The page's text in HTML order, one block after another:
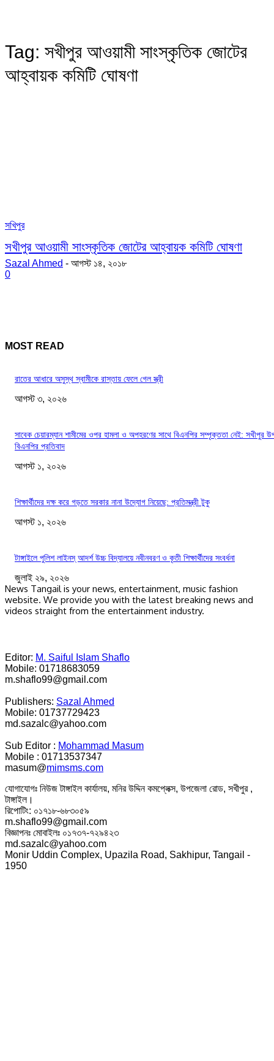
Tag: সখীপুর আওয়ামী সাংস্কৃতিক জোটের
আহ্বায়ক কমিটি ঘোষণা
সখিপুর
সখীপুর আওয়ামী সাংস্কৃতিক জোটের আহ্বায়ক কমিটি ঘোষণা
Sazal Ahmed - আগস্ট ১৪, ২০১৮
0
MOST READ
রাতের আধারে অসুস্থ স্বামীকে রাস্তায় ফেলে গেল স্ত্রী
আগস্ট ৩, ২০২৬
সাবেক চেয়ারম্যান শামীমের ওপর হামলা ও অপহরণের সাথে বিএনপির সম্পৃক্ততা নেই: সখীপুর
বিএনপির প্রতিবাদ
আগস্ট ১, ২০২৬
শিক্ষার্থীদের দক্ষ করে গড়তে সরকার নানা উদ্যোগ নিয়েছে: প্রতিমন্ত্রী টুকু
আগস্ট ১, ২০২৬
টাঙ্গাইলে পুলিশ লাইনস্ আদর্শ উচ্চ বিদ্যালয়ে নবীনবরণ ও কৃতী শিক্ষার্থীদের সংবর্ধনা
জুলাই ২৯, ২০২৬
News Tangail is your news, entertainment, music fashion
website. We provide you with the latest breaking news and
videos straight from the entertainment industry.
Editor: M. Saiful Islam Shaflo
Mobile: 01718683059
m.shaflo99@gmail.com
Publishers: Sazal Ahmed
Mobile: 01737729423
md.sazalc@yahoo.com
Sub Editor : Mohammad Masum
Mobile : 01713537347
masum@mimsms.com
যোগাযোগঃ নিউজ টাঙ্গাইল কার্যালয়, মনির উদ্দিন কমপ্লেক্স, উপজেলা রোড, সখীপুর ,
টাঙ্গাইল।
রিপোটিং: ০১৭১৮-৬৮৩০৫৯
m.shaflo99@gmail.com
বিজ্ঞাপনঃ মোবাইলঃ ০১৭৩৭-৭২৯৪২৩
md.sazalc@yahoo.com
Monir Uddin Complex, Upazila Road, Sakhipur, Tangail -
1950